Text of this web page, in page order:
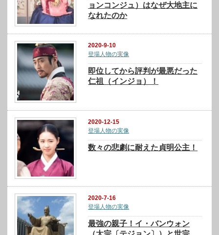
ョンコンジュ）はなぜ大地主に
なれたのか
2020-9-10
登場人物の実像
即位してから評判が最悪だった
仁祖（インジョ）！
2020-12-15
登場人物の実像
数々の悲劇に耐えた貞明公主！
2020-7-16
登場人物の実像
最強の親子！イ・バンウォン